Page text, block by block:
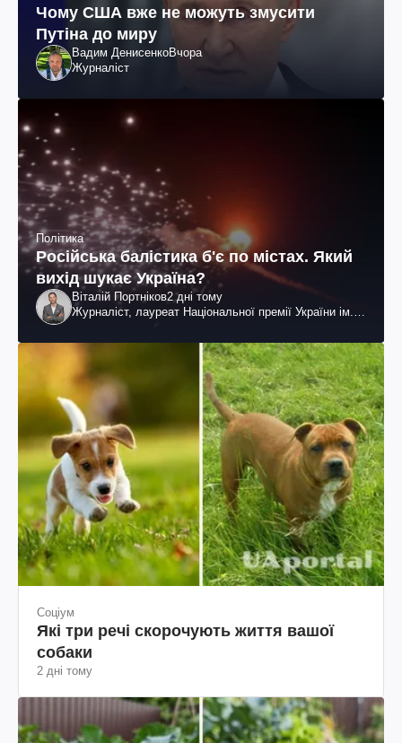
Чому США вже не можуть змусити
Путіна до миру
Вадим ДенисенкоВчора
Журналіст
Політика
Російська балістика б'є по містах. Який
вихід шукає Україна?
Віталій Портніков2 дні тому
Журналіст, лауреат Національної премії України ім.
Соціум
Які три речі скорочують життя вашої
собаки
2 дні тому